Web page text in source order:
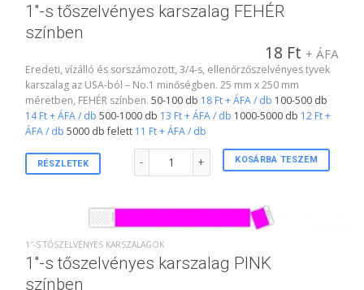
1″-s tőszelvényes karszalag FEHÉR
színben
18 Ft + ÁFA
Eredeti, vízálló és sorszámozott, 3/4-s, ellenőrzőszelvényes tyvek
karszalag az USA-ból – No.1 minőségben. 25 mm x 250 mm
méretben, FEHÉR színben.50-100 db 18 Ft + ÁFA / db 100-500 db
14 Ft + ÁFA / db 500-1000 db 13 Ft + ÁFA / db 1000-5000 db 12 Ft +
ÁFA / db 5000 db felett 11 Ft + ÁFA / db
RÉSZLETEK KOSÁRBA TESZEM
1"-s tőszelvényes karszalag FEHÉR színben
1″-S TŐSZELVÉNYES KARSZALAGOK
1″-s tőszelvényes karszalag PINK
színben